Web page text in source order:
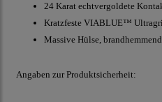
24 Karat echtvergoldete
Kratzfeste VIABLUE™
Massive Hülse,
Angaben zur Produktsicherheit: